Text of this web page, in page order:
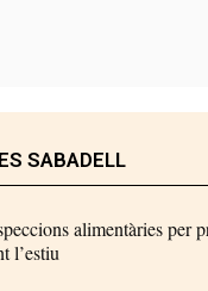
SABADELL
alimentàries per
l’estiu